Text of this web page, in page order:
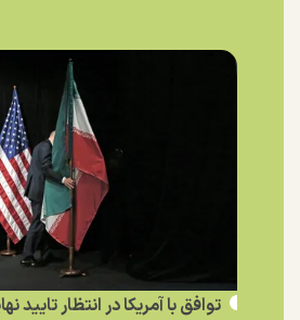
توافق با آمریکا در انتظار تایید